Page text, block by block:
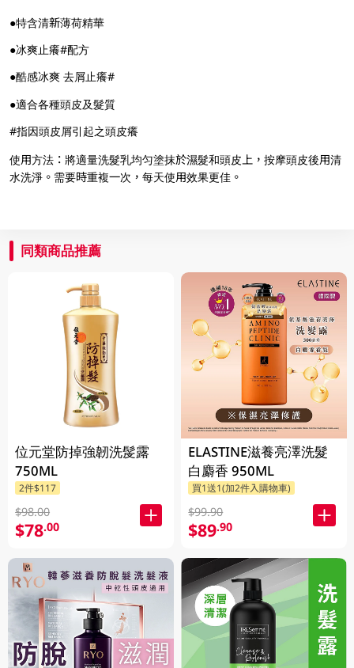
●特含清新薄荷精華
●冰爽止癢#配方
●酷感冰爽 去屑止癢#
●適合各種頭皮及髮質
#指因頭皮屑引起之頭皮癢
使用方法：將適量洗髮乳均匀塗抹於濕髮和頭皮上，按摩頭皮後用清
水洗淨。需要時重複一次，每天使用效果更佳。
同類商品推薦
位元堂防掉強韌洗髲露
750ML
2件$117
$98.00
$78.00
ELASTINE滋養亮澤洗髮
白麝香 950ML
買1送1(加2件入購物車)
$99.90
$89.90